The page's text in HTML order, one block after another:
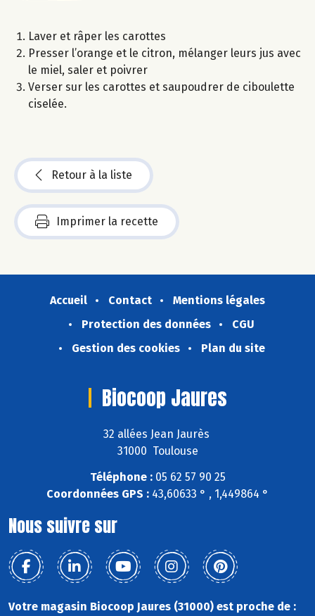
Laver et râper les carottes
Presser l’orange et le citron, mélanger leurs jus avec
le miel, saler et poivrer
Verser sur les carottes et saupoudrer de ciboulette
ciselée.
Retour à la liste
Imprimer la recette
Accueil Contact
Mentions légales
Protection des données
CGU
Gestion des cookies
Plan du site
Biocoop Jaures
32 allées Jean Jaurès
31000 Toulouse
Téléphone :05 62 57 90 25
Coordonnées GPS : 43,60633 ° , 1,449864 °
Nous suivre sur
Votre magasin Biocoop Jaures (31000) est proche de :